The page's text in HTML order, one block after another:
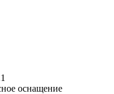
оснащение